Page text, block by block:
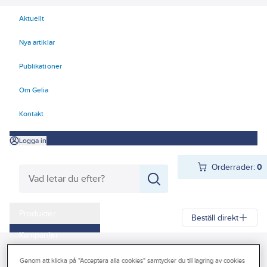
Aktuellt
Nya artiklar
Publikationer
Om Gelia
Kontakt
Logga in
Orderrader:0
Kampanjer
Outlet
Beställ direkt
Genom att klicka på "Acceptera alla cookies" samtycker du till lagring av cookies